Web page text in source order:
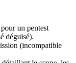
un pentest
déguisé).
(incompatible